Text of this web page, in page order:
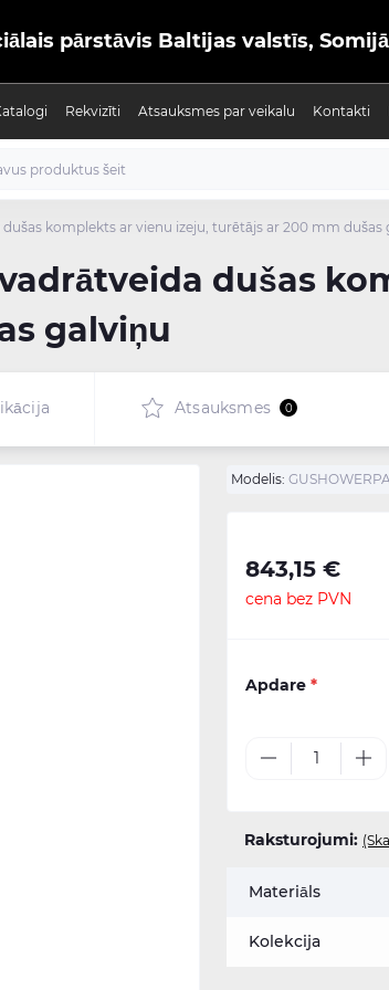
pārstāvis Baltijas valstīs,
Rekvizīti Atsauksmes par veikalu Kontakti
komplekts ar vienu izeju, turētājs ar 200 mm dušas
dušas
galviņu
Atsauksmes 0
Modelis:
843,15 €
cena bez PVN
Apdare *
Raksturojumi:
Materiāls
Kolekcija